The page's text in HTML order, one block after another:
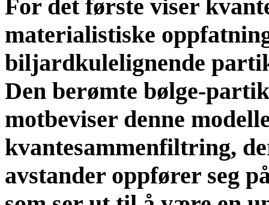
For det første viser
materialistiske
biljardkulelignende
Den berømte bølge-
motbeviser denne
kvantesammenfiltring,
avstander oppfører seg